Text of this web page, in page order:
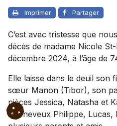
Imprimer Partager
C’est avec tristesse que
décès de madame Nicole
décembre 2024, à l’âge de
Elle laisse dans le deuil son
sœur Manon (Tibor), son
nièces Jessica, Natasha et
ses neveux Philippe, Lucas,